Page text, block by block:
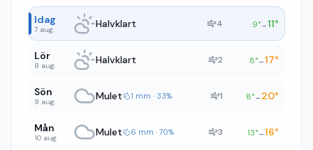
Idag
7 aug. Halvklart 4 9°→11°
Lör
8 aug. Halvklart 2 8°→17°
Sön
9 aug. Mulet 1 mm · 33% 1 8°→ 20°
Mån
10 aug. Mulet 6 mm · 70% 3 13°→16°